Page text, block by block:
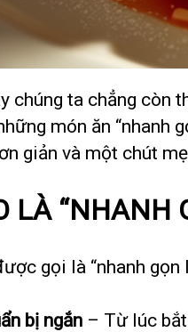
chúng ta chẳng còn
món ăn “nhanh
giản và một chút
LÀ “NHANH
gọi là “nhanh
bị ngắn – Từ lúc